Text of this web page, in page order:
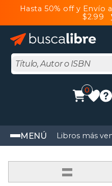
Hasta 50% off y Envío
$2.99
0
MENÚ Libros más
=